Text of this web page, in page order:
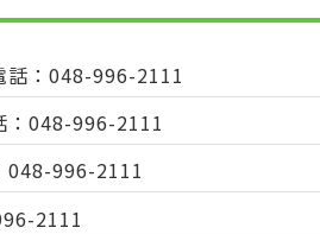
：048-996-2111
048-996-2111
048-996-2111
2111